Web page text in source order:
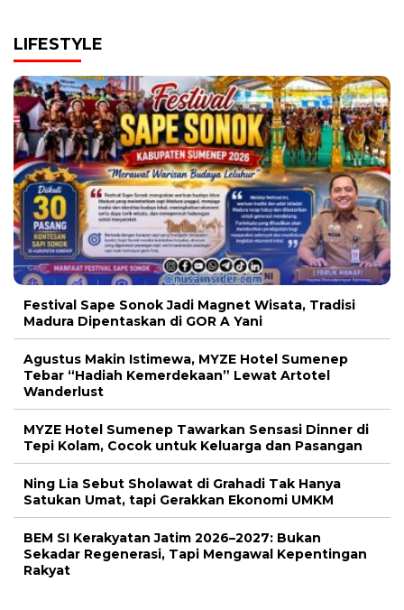
LIFESTYLE
Festival Sape Sonok Jadi Magnet Wisata, Tradisi
Madura Dipentaskan di GOR A Yani
Agustus Makin Istimewa, MYZE Hotel Sumenep
Tebar “Hadiah Kemerdekaan” Lewat Artotel
Wanderlust
MYZE Hotel Sumenep Tawarkan Sensasi Dinner di
Tepi Kolam, Cocok untuk Keluarga dan Pasangan
Ning Lia Sebut Sholawat di Grahadi Tak Hanya
Satukan Umat, tapi Gerakkan Ekonomi UMKM
BEM SI Kerakyatan Jatim 2026–2027: Bukan
Sekadar Regenerasi, Tapi Mengawal Kepentingan
Rakyat